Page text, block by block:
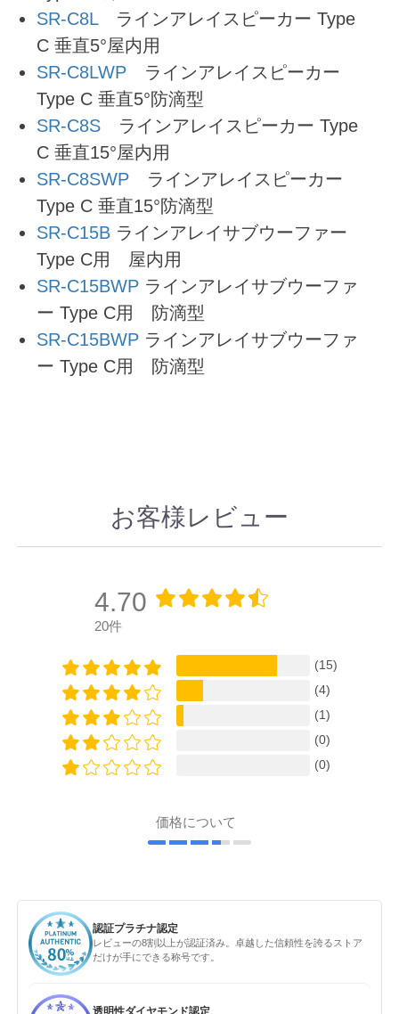
SR-C8Lラインアレイスピーカー Type
C 垂直5°屋内用
SR-C8LWPラインアレイスピーカー
Type C 垂直5°防滴型
SR-C8Sラインアレイスピーカー Type
C 垂直15°屋内用
SR-C8SWPラインアレイスピーカー
Type C 垂直15°防滴型
SR-C15Bラインアレイサブウーファー
Type C用 屋内用
SR-C15BWPラインアレイサブウーファ
ー Type C用 防滴型
SR-C15BWPラインアレイサブウーファ
ー Type C用 防滴型
お客様レビュー
4.70
20件
(15)
(4)
(1)
(0)
(0)
価格について
認証プラチナ認定
レビューの8割以上が認証済み。卓越した信頼性を誇るストア
だけが手にできる称号です。